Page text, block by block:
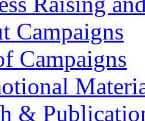
Campaigns
Campaigns
&